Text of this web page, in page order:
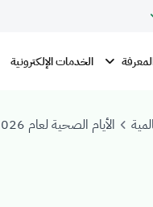
الخدمات الإلكترونية
الأيام الصحية لعام 2026